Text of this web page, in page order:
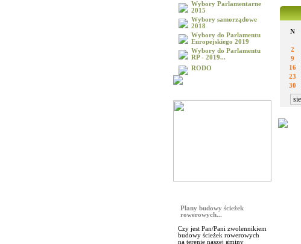
Wybory Parlamentarne
2015
Wybory samorządowe
2018
Wybory do Parlamentu
Europejskiego 2019
Wybory do Parlamentu
RP - 2019...
RODO
Plany budowy ścieżek
rowerowych...
Czy jest Pan/Pani zwolennikiem
budowy ścieżek rowerowych
na terenie naszej gminy
N
2
9
16
23
30